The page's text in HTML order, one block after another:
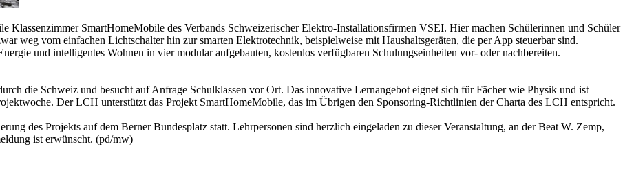
Klassenzimmer SmartHomeMobile des Verbands Schweizerischer Elektro-Installationsfirmen VSEI. Hier machen Schülerinnen und Schüler
weg vom einfachen Lichtschalter hin zur smarten Elektrotechnik, beispielweise mit Haushaltsgeräten, die per App steuerbar sind.
und intelligentes Wohnen in vier modular aufgebauten, kostenlos verfügbaren Schulungseinheiten vor- oder nachbereiten.
die Schweiz und besucht auf Anfrage Schulklassen vor Ort. Das innovative Lernangebot eignet sich für Fächer wie Physik und ist
Der LCH unterstützt das Projekt SmartHomeMobile, das im Übrigen den Sponsoring-Richtlinien der Charta des LCH entspricht.
des Projekts auf dem Berner Bundesplatz statt. Lehrpersonen sind herzlich eingeladen zu dieser Veranstaltung, an der Beat W. Zemp,
ist erwünscht. (pd/mw)